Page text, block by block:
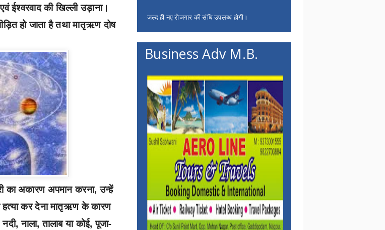
एवं ईश्वरवाद की खिल्ली उड़ाना।
हो जाता है तथा मातृऋण दोष
का अकारण अपमान करना,उन्हें
कर देना मातृऋण के कारण
नदी,नाला,तालाब या कोई,पूजा-
जल्द ही नए रोजगार की संधि उपलब्ध होगी।
Business Adv M.B.